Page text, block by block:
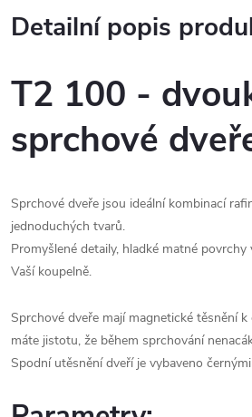
Detailní popis
T2 100 -
sprchové
Sprchové dveře jsou ideální kombinací
jednoduchých tvarů.
Promyšlené detaily, hladké matné
Vaší koupelně.
Sprchové dveře mají magnetické těsnění
máte jistotu, že během sprchování
Spodní utěsnění dveří je vybaveno